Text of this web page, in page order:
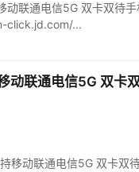
动联通电信5G 双卡双待
click.jd.com/...
动联通电信5G 双卡
移动联通电信5G 双卡